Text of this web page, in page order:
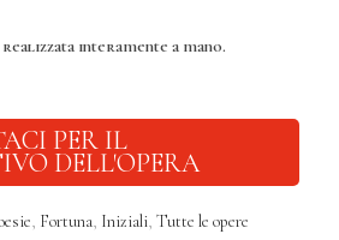
interamente a mano.
PER IL
DELL'OPERA
, Fortuna, Iniziali, Tutte le opere